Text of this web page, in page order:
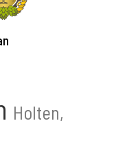
Holten,